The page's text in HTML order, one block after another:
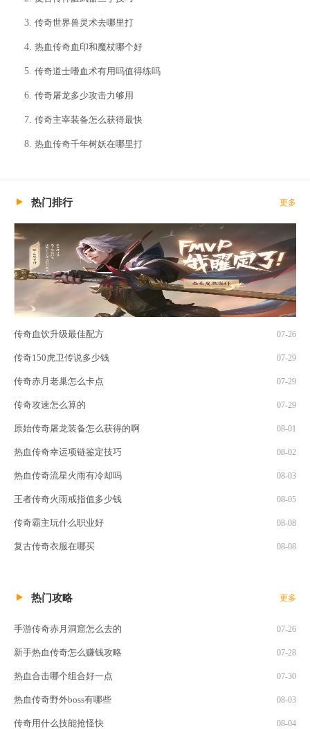
传奇世界兽灵术去哪里打
热血传奇血印和魔杖哪个好
传奇道士嗜血术有用吗值得练吗
传奇屠龙多少攻击力够用
传奇主宰装备怎么获得最快
热血传奇千年树妖在哪里打
热门排行 更多
传奇血饮升级最佳配方 07-26
传奇150虎卫传说多少钱 07-29
传奇赤月老巢怎么卡点 07-29
传奇攻速怎么算的 07-29
原始传奇屠龙装备怎么获得的啊 08-01
热血传奇幸运项链鉴定技巧 08-02
热血传奇流星火雨有冷却吗 08-03
王者传奇火雨戒指值多少钱 08-05
传奇霸主玩什么职业好 08-08
复古传奇衣服在哪买 08-08
热门攻略 更多
手游传奇赤月洞窟怎么去的 07-26
新手热血传奇怎么赚钱攻略 07-28
热血合击哪个组合好一点 07-30
热血传奇野外boss有哪些 08-03
传奇用什么技能抢怪快 08-04